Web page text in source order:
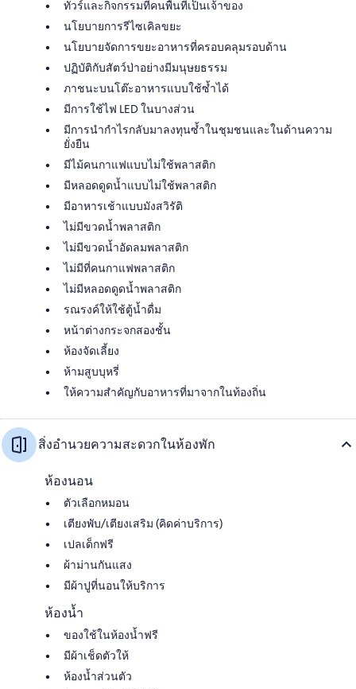
ทัวร์และกิจกรรมที่คนพื้นที่เป็นเจ้าของ
นโยบายการรีไซเคิลขยะ
นโยบายจัดการขยะอาหารที่ครอบคลุมรอบด้าน
ปฏิบัติกับสัตว์ป่าอย่างมีมนุษยธรรม
ภาชนะบนโต๊ะอาหารแบบใช้ซ้ำได้
มีการใช้ไฟ LED ในบางส่วน
มีการนำกำไรกลับมาลงทุนซ้ำในชุมชนและในด้านความ
ยั่งยืน
มีไม้คนกาแฟแบบไม่ใช้พลาสติก
มีหลอดดูดน้ำแบบไม่ใช้พลาสติก
มีอาหารเช้าแบบมังสวิรัติ
ไม่มีขวดน้ำพลาสติก
ไม่มีขวดน้ำอัดลมพลาสติก
ไม่มีที่คนกาแฟพลาสติก
ไม่มีหลอดดูดน้ำพลาสติก
รณรงค์ให้ใช้ตู้น้ำดื่ม
หน้าต่างกระจกสองชั้น
ห้องจัดเลี้ยง
ห้ามสูบบุหรี่
ให้ความสำคัญกับอาหารที่มาจากในท้องถิ่น
สิ่งอำนวยความสะดวกในห้องพัก
ห้องนอน
ตัวเลือกหมอน
เตียงพับ/เตียงเสริม (คิดค่าบริการ)
เปลเด็กฟรี
ผ้าม่านกันแสง
มีผ้าปูที่นอนให้บริการ
ห้องน้ำ
ของใช้ในห้องน้ำฟรี
มีผ้าเช็ดตัวให้
ห้องน้ำส่วนตัว